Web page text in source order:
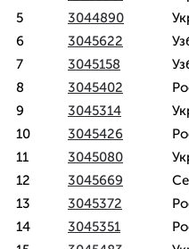
5
3044890
6
3045622
7
3045158
8
3045402
9
3045314
10
3045426
11
3045080
12
3045669
13
3045372
14
3045351